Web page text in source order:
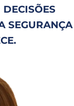
SEGURANÇA